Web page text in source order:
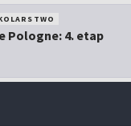
Pologne: 4. etap